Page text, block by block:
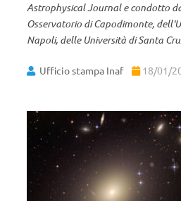
Astrophysical Journal e condotto
Osservatorio di Capodimonte,
Napoli, delle Università di Santa
Ufficio stampa Inaf 18/01/